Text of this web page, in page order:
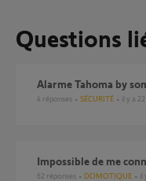
Questions
Alarme Tahoma by
4 réponses SÉCURITÉ il y a
Impossible de me
62 réponses DOMOTIQUE